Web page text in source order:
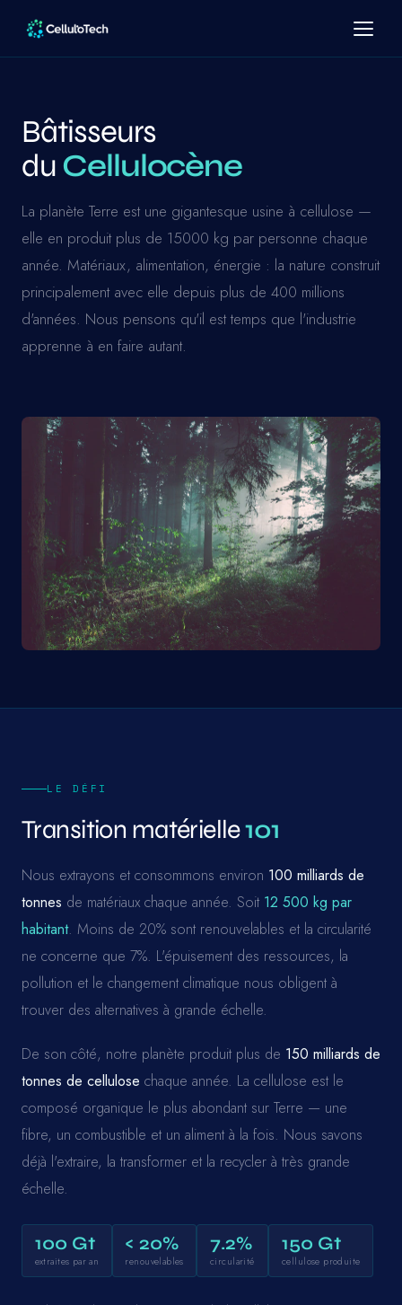
Bâtisseurs
duCellulocène
La planète Terre est une gigantesque usine à cellulose —
elle en produit plus de 15000 kg par personne chaque
année. Matériaux, alimentation, énergie : la nature construit
principalement avec elle depuis plus de 400 millions
d'années. Nous pensons qu'il est temps que l'industrie
apprenne à en faire autant.
LE DÉFI
Transition matérielle101
Nous extrayons et consommons environ 100 milliards de
tonnes de matériaux chaque année. Soit 12 500 kg par
habitant. Moins de 20% sont renouvelables et la circularité
ne concerne que 7%. L'épuisement des ressources, la
pollution et le changement climatique nous obligent à
trouver des alternatives à grande échelle.
De son côté, notre planète produit plus de 150 milliards de
tonnes de cellulose chaque année. La cellulose est le
composé organique le plus abondant sur Terre — une
fibre, un combustible et un aliment à la fois. Nous savons
déjà l'extraire, la transformer et la recycler à très grande
échelle.
100 Gt
extraites par an
< 20%
renouvelables
7.2%
circularité
150 Gt
cellulose produite